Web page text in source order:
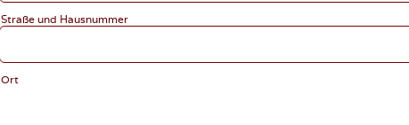
Straße und Hausnummer
Ort